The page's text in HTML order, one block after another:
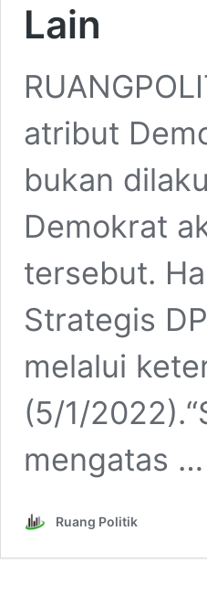
Lain
atribut
bukan
Demokrat
tersebut.
Strategis
melalui
(5/1/
mengatas …
Ruang Politik